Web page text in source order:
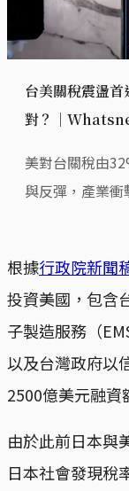
台美關稅震盪
對？｜
美對台關稅由
與反彈，產業衝
根據行政院新聞
投資美國，包含
子製造服務（
以及台灣政府以
2500億美元融資
由於此前日本與
日本社會發現稅